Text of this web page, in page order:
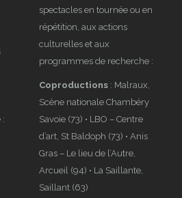
:
spectacles en tournée ou en
répétition, aux actions
culturelles et aux
programmes de recherche :
Coproductions : Malraux,
Scène nationale Chambéry
Savoie (73) • LBO – Centre
d’art, St Baldoph (73) • Anis
Gras – Le lieu de l’Autre,
Arcueil (94) • La Saillante,
Saillant (63)